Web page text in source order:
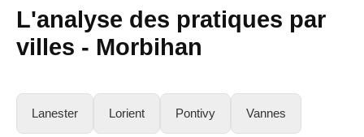
L'analyse des pratiques par
villes - Morbihan
Lanester Lorient Pontivy Vannes